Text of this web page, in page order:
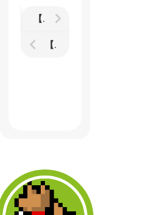
【FPS初心者講座】 大事なのは反射神経でもエイム速度でもない
【To the Moon】ネタバレありのストーリー考察